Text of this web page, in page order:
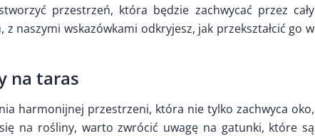
przestrzeń, która będzie zachwycać przez cały
naszymi wskazówkami odkryjesz, jak przekształcić go w
na taras
harmonijnej przestrzeni, która nie tylko zachwyca oko,
na rośliny, warto zwrócić uwagę na gatunki, które są